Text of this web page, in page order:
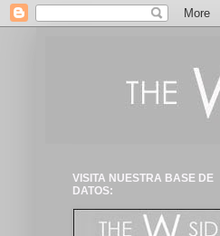
VISITA NUESTRA BASE DE
DATOS: